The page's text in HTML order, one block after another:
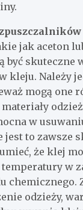
jak aceton
być skuteczne
kleju. Należy
mogą one
w
jest to zawsze
że klej
w
chemicznego.
odzieży,